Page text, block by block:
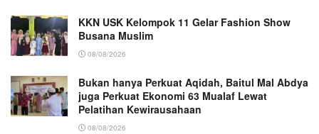
KKN USK Kelompok 11 Gelar Fashion Show
Busana Muslim
08/08/2026
Bukan hanya Perkuat Aqidah, Baitul Mal Abdya
juga Perkuat Ekonomi 63 Mualaf Lewat
Pelatihan Kewirausahaan
08/08/2026